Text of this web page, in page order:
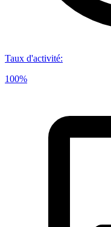
Taux d'activité:
100%